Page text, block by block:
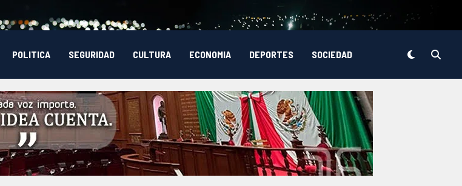
POLITICA SEGURIDAD CULTURA ECONOMIA DEPORTES SOCIEDAD